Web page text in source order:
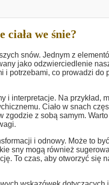
ciała we śnie?
snów. Jednym z
jako odzwierciedlenie
potrzebami, co prowadzi do
i interpretacje. Na przykład,
Ciało w snach
z sobą samym.
i odnowy. Może to
sny mogą również
To czas, aby otworzyć się